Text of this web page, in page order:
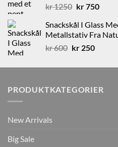
kr1250 Opprinnelig
var:
kr 1250.
kr750
er:
kr
Snackskål I Glass
Metallstativ Fra
kr600 Opprinnelig
var:
kr250
er:
PRODUKTKATEGORIER
New Arrivals
Big Sale